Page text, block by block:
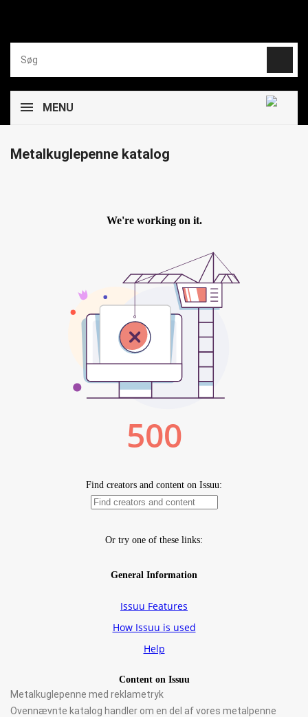
MENU
Metalkuglepenne katalog
Metalkuglepenne med reklametryk
Ovennævnte katalog handler om en del af vores metalpenne